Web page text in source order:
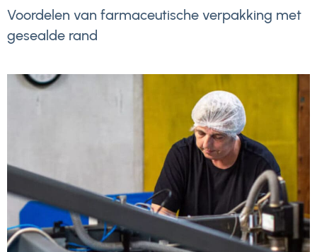
Voordelen van farmaceutische verpakking met
gesealde rand